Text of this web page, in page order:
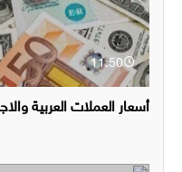
11:50
أسعار العملات العربية